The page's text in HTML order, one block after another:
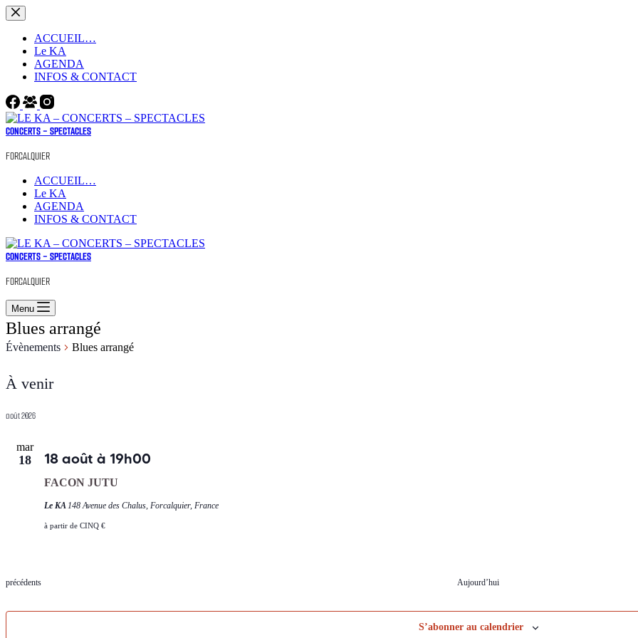
Passer
au
contenuACCUEIL…
Le KA
AGENDA
INFOS & CONTACT
CONCERTS - SPECTACLES
FORCALQUIER
ACCUEIL…
Le KA
AGENDA
INFOS & CONTACT
CONCERTS - SPECTACLES
FORCALQUIER
Menu
Blues arrangé
Évènements Blues arrangé
Évènements
À venir
une
août 2026
mar
18
FACON JUTU
18 août à 19h00
Le KA148 Avenue des Chalus, Forcalquier, France
à partir de CINQ €
Évènements
précédents Aujourd’hui
S’abonner au calendrier